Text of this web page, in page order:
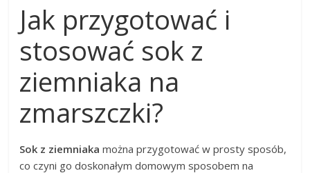
Jak przygotować i
stosować sok z
ziemniaka na
zmarszczki?
Sok z ziemniaka można przygotować w prosty sposób,
co czyni go doskonałym domowym sposobem na